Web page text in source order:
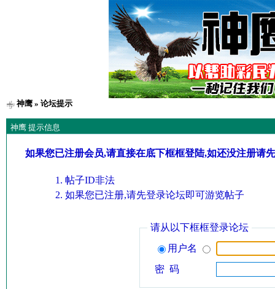
神鹰» 论坛提示
神鹰 提示信息
如果您已注册会员,请直接在底下框框登陆,如还没注册请
帖子ID非法
如果您已注册,请先登录论坛即可游览帖子
请从以下框框登录论坛
用户名
密 码